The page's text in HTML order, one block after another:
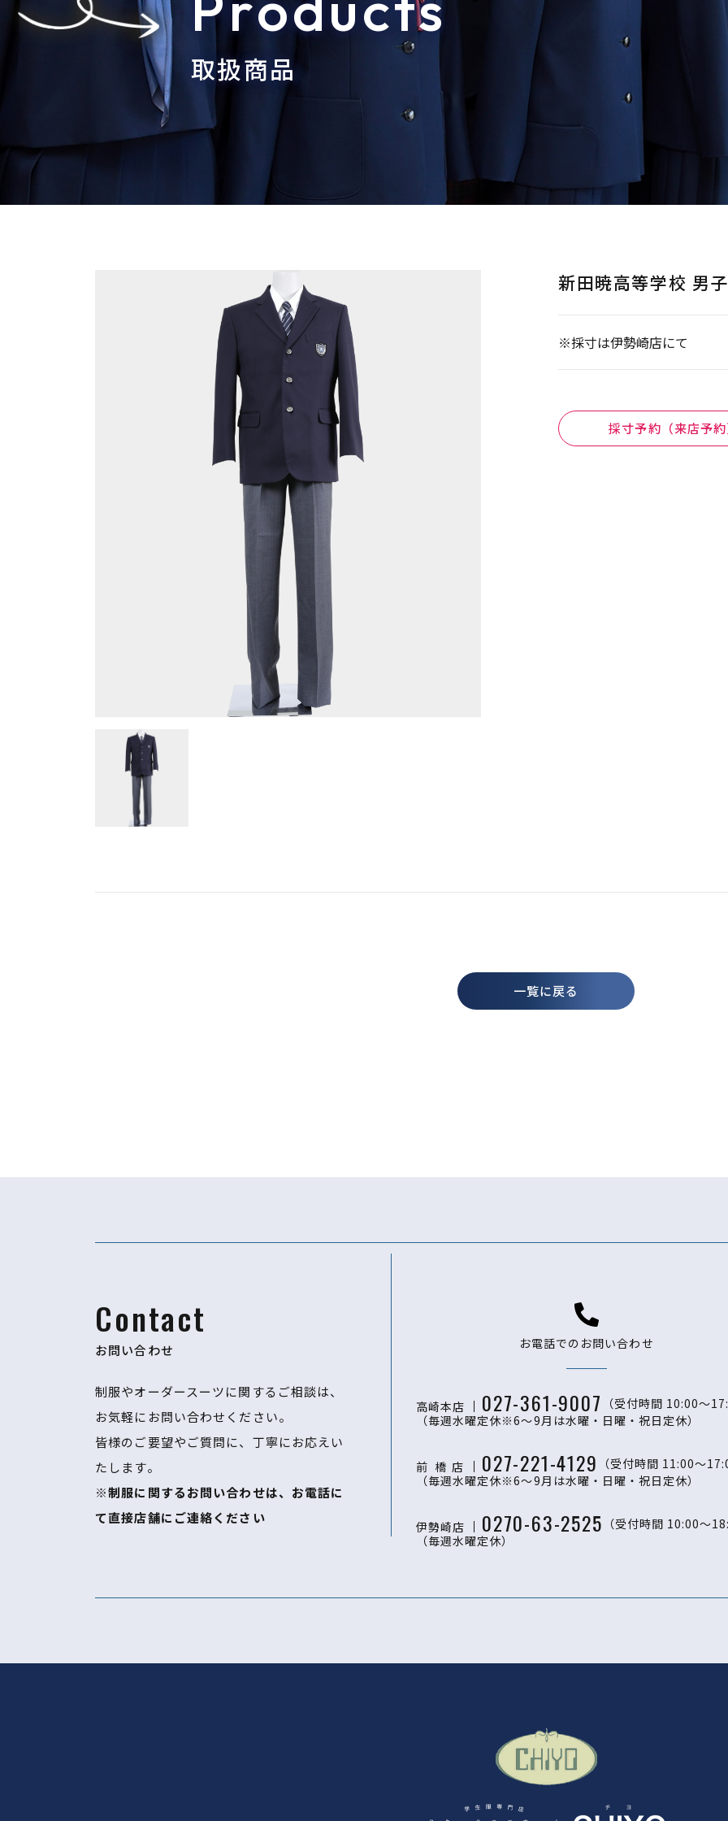
取扱商品
新田暁高等学校 男子
※採寸は伊勢崎店にて
採寸予約（来店予
一覧に戻る
Contact
お問い合わせ
制服やオーダースーツに関するご相談は、
お気軽にお問い合わせください。
​​​​​​​皆様のご要望やご質問に、丁寧にお応えい
たします。
※制服に関するお問い合わせは、お電話に
て直接店舗にご連絡ください
お電話でのお問い合わせ
高崎本店 027-361-9007
（受付時間 10:00〜
（毎週水曜定休※6～9月は水曜・日曜・祝日定休）
前 橋 店 027-221-4129
（受付時間 11:00〜
（毎週水曜定休※6～9月は水曜・日曜・祝日定休）
伊勢崎店 0270-63-2525 （受付時間 10:00〜
（毎週水曜定休）